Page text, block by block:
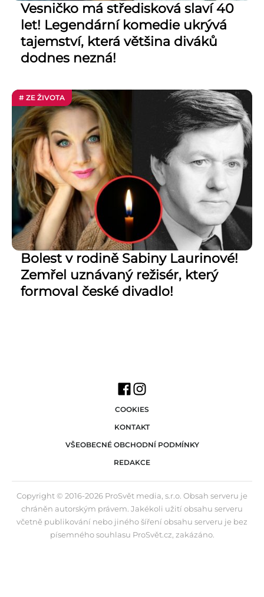
Vesničko má středisková slaví 40
let! Legendární komedie ukrývá
tajemství, která většina diváků
dodnes nezná!
# ZE ŽIVOTA
Bolest v rodině Sabiny Laurinové!
Zemřel uznávaný režisér, který
formoval české divadlo!
COOKIES
KONTAKT
VŠEOBECNÉ OBCHODNÍ PODMÍNKY
REDAKCE
Copyright © 2016-2026 ProSvět media, s.r.o. Obsah serveru je
chráněn autorským právem. Jakékoli užití obsahu serveru
včetně publikování nebo jiného šíření obsahu serveru je bez
písemného souhlasu ProSvět.cz, zakázáno.